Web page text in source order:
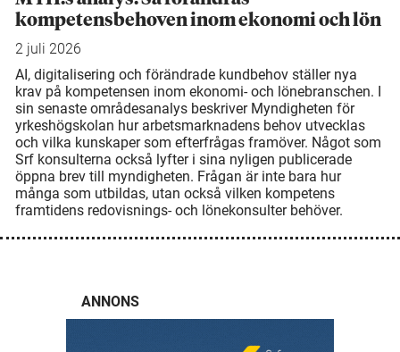
kompetensbehoven inom ekonomi och lön
2 juli 2026
AI, digitalisering och förändrade kundbehov ställer nya
krav på kompetensen inom ekonomi- och lönebranschen. I
sin senaste områdesanalys beskriver Myndigheten för
yrkeshögskolan hur arbetsmarknadens behov utvecklas
och vilka kunskaper som efterfrågas framöver. Något som
Srf konsulterna också lyfter i sina nyligen publicerade
öppna brev till myndigheten. Frågan är inte bara hur
många som utbildas, utan också vilken kompetens
framtidens redovisnings- och lönekonsulter behöver.
ANNONS